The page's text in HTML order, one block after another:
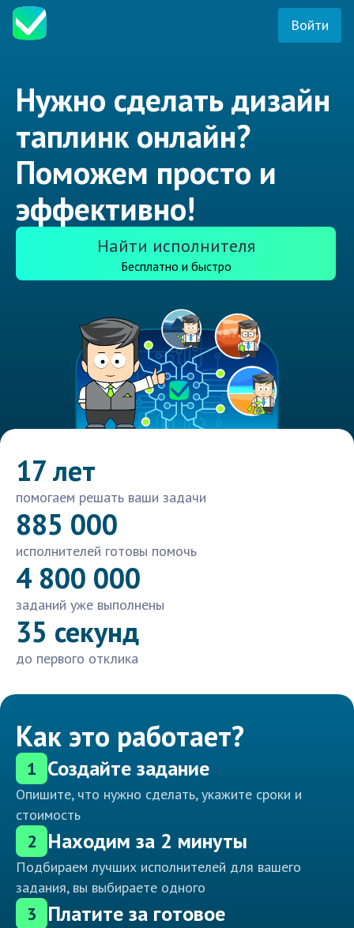
Войти
Нужно сделать дизайн
таплинк онлайн?
Поможем просто и
эффективно!
Найти исполнителя
Бесплатно и быстро
17 лет
помогаем решать ваши задачи
885 000
исполнителей готовы помочь
4 800 000
заданий уже выполнены
35 секунд
до первого отклика
Как это работает?
1 Создайте задание
Опишите, что нужно сделать, укажите сроки и
стоимость
2 Находим за 2 минуты
Подбираем лучших исполнителей для вашего
задания, вы выбираете одного
3 Платите за готовое